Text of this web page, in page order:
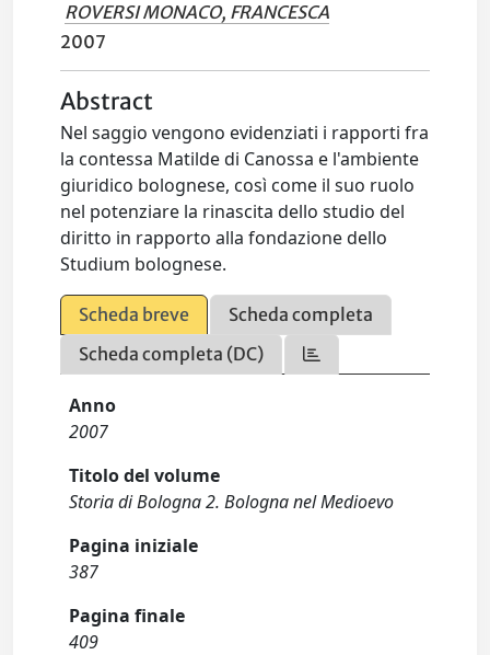
ROVERSI MONACO, FRANCESCA
2007
Abstract
Nel saggio vengono evidenziati i rapporti fra
la contessa Matilde di Canossa e l'ambiente
giuridico bolognese, così come il suo ruolo
nel potenziare la rinascita dello studio del
diritto in rapporto alla fondazione dello
Studium bolognese.
Scheda breve
Scheda completa
Scheda completa (DC)
Anno
2007
Titolo del volume
Storia di Bologna 2. Bologna nel Medioevo
Pagina iniziale
387
Pagina finale
409